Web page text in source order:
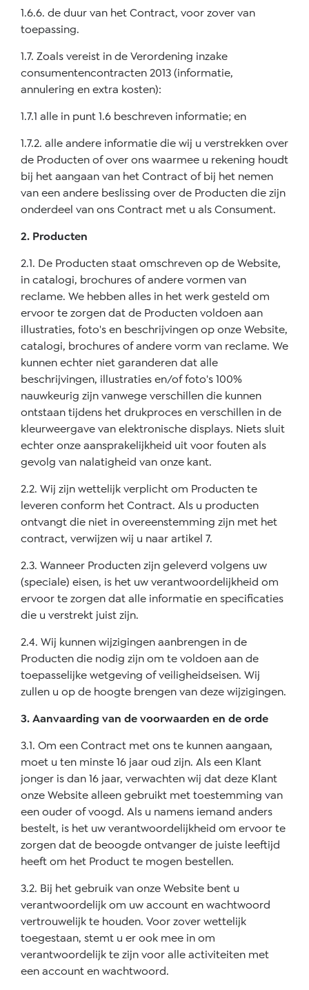
1.6.6. de duur van het Contract, voor zover van
toepassing.
1.7. Zoals vereist in de Verordening inzake
consumentencontracten 2013 (informatie,
annulering en extra kosten):
1.7.1 alle in punt 1.6 beschreven informatie; en
1.7.2. alle andere informatie die wij u verstrekken over
de Producten of over ons waarmee u rekening houdt
bij het aangaan van het Contract of bij het nemen
van een andere beslissing over de Producten die zijn
onderdeel van ons Contract met u als Consument.
2. Producten
2.1. De Producten staat omschreven op de Website,
in catalogi, brochures of andere vormen van
reclame. We hebben alles in het werk gesteld om
ervoor te zorgen dat de Producten voldoen aan
illustraties, foto's en beschrijvingen op onze Website,
catalogi, brochures of andere vorm van reclame. We
kunnen echter niet garanderen dat alle
beschrijvingen, illustraties en/of foto's 100%
nauwkeurig zijn vanwege verschillen die kunnen
ontstaan tijdens het drukproces en verschillen in de
kleurweergave van elektronische displays. Niets sluit
echter onze aansprakelijkheid uit voor fouten als
gevolg van nalatigheid van onze kant.
2.2. Wij zijn wettelijk verplicht om Producten te
leveren conform het Contract. Als u producten
ontvangt die niet in overeenstemming zijn met het
contract, verwijzen wij u naar artikel 7.
2.3. Wanneer Producten zijn geleverd volgens uw
(speciale) eisen, is het uw verantwoordelijkheid om
ervoor te zorgen dat alle informatie en specificaties
die u verstrekt juist zijn.
2.4. Wij kunnen wijzigingen aanbrengen in de
Producten die nodig zijn om te voldoen aan de
toepasselijke wetgeving of veiligheidseisen. Wij
zullen u op de hoogte brengen van deze wijzigingen.
3. Aanvaarding van de voorwaarden en de orde
3.1. Om een Contract met ons te kunnen aangaan,
moet u ten minste 16 jaar oud zijn. Als een Klant
jonger is dan 16 jaar, verwachten wij dat deze Klant
onze Website alleen gebruikt met toestemming van
een ouder of voogd. Als u namens iemand anders
bestelt, is het uw verantwoordelijkheid om ervoor te
zorgen dat de beoogde ontvanger de juiste leeftijd
heeft om het Product te mogen bestellen.
3.2. Bij het gebruik van onze Website bent u
verantwoordelijk om uw account en wachtwoord
vertrouwelijk te houden. Voor zover wettelijk
toegestaan, stemt u er ook mee in om
verantwoordelijk te zijn voor alle activiteiten met
een account en wachtwoord.